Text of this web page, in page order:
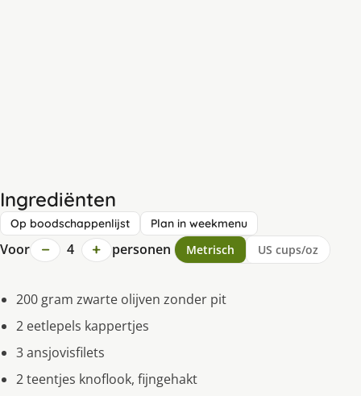
Ingrediënten
Op boodschappenlijst Plan in weekmenu
Voor − 4 + personen Metrisch US cups/oz
200 gram zwarte olijven zonder pit
2 eetlepels kappertjes
3 ansjovisfilets
2 teentjes knoflook, fijngehakt